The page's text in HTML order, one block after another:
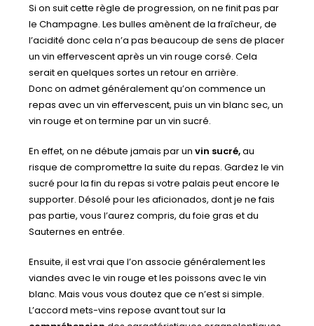
Si on suit cette règle de progression, on ne finit pas par
le Champagne. Les bulles amènent de la fraîcheur, de
l’acidité donc cela n’a pas beaucoup de sens de placer
un vin effervescent après un vin rouge corsé. Cela
serait en quelques sortes un retour en arrière.
Donc on admet généralement qu’on commence un
repas avec un vin effervescent, puis un vin blanc sec, un
vin rouge et on termine par un vin sucré.
En effet, on ne débute jamais par unvin sucré,au
risque de compromettre la suite du repas. Gardez le vin
sucré pour la fin du repas si votre palais peut encore le
supporter. Désolé pour les aficionados, dont je ne fais
pas partie, vous l’aurez compris, du foie gras et du
Sauternes en entrée.
Ensuite, il est vrai que l’on associe généralement les
viandes avec le vin rouge et les poissons avec le vin
blanc. Mais vous vous doutez que ce n’est si simple.
L’accord mets-vins repose avant tout sur la